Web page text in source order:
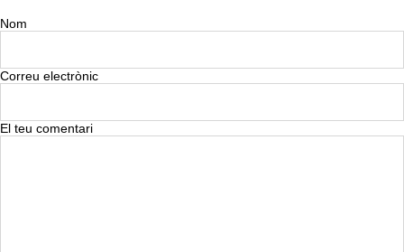
Nom
Correu electrònic
El teu comentari